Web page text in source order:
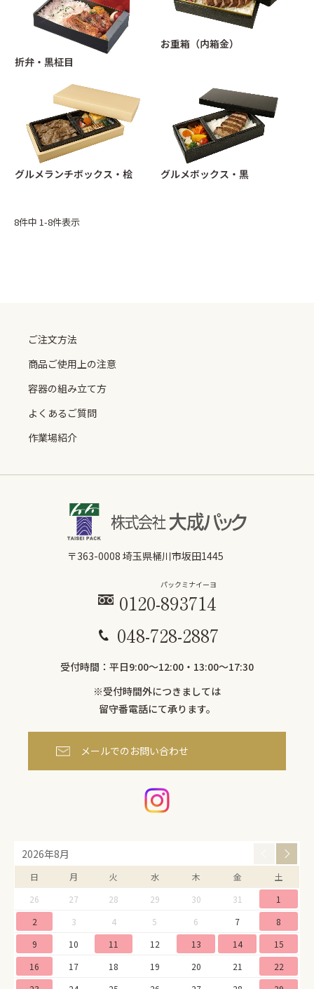
info@taisei-pack.co.jp
折弁・黒柾目
お重箱（内箱金）
グルメランチボックス・桧 グルメボックス・黒
8件中 1-8件表示
ご注文方法
商品ご使用上の注意
容器の組み立て方
よくあるご質問
作業場紹介
〒363-0008 埼玉県桶川市坂田1445
0120-893
パックミ
714
ナイーヨ
048-728-2887
受付時間：平日9:00〜12:00・13:00～17:30
※受付時間外につきましては
留守番電話にて承ります。
メールでのお問い合わせ
2026年8月
日 月 火 水 木 金
土
26
27 28 29 30 31
1
2
3 4 5 6 7
8
9
10 11 12 13 14
15
16
17 18 19 20 21
22